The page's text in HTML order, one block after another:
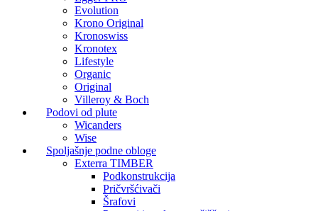
Evolution
Krono Original
Kronoswiss
Kronotex
Lifestyle
Organic
Original
Villeroy & Boch
Podovi od plute
Wicanders
Wise
Spoljašnje podne obloge
Exterra TIMBER
Podkonstrukcija
Pričvršćivači
Šrafovi